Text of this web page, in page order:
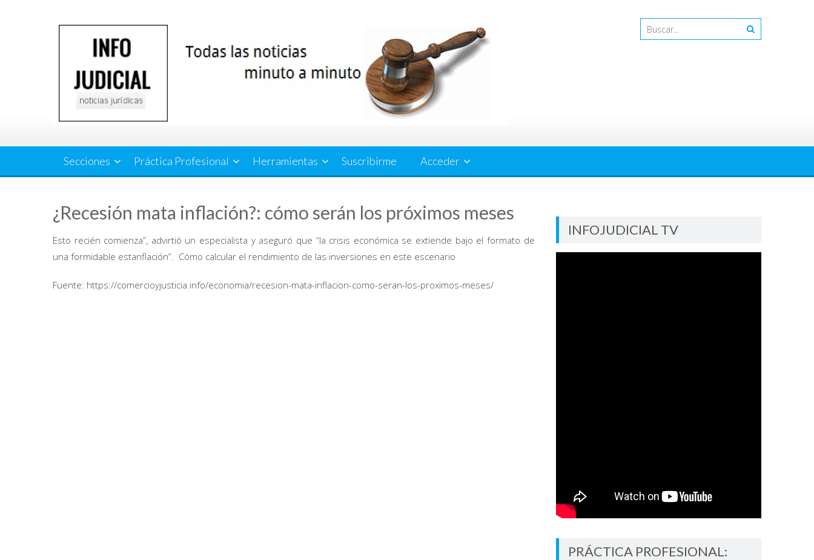
Secciones Práctica Profesional Herramientas Suscribirme Acceder
¿Recesión mata inflación?: cómo serán los próximos meses
Esto recién comienza”, advirtió un especialista y aseguró que “la crisis económica se extiende bajo el formato de
una formidable estanflación”. Cómo calcular el rendimiento de las inversiones en este escenario
Fuente: https://comercioyjusticia.info/economia/recesion-mata-inflacion-como-seran-los-proximos-meses/
INFOJUDICIAL TV
PRÁCTICA PROFESIONAL: